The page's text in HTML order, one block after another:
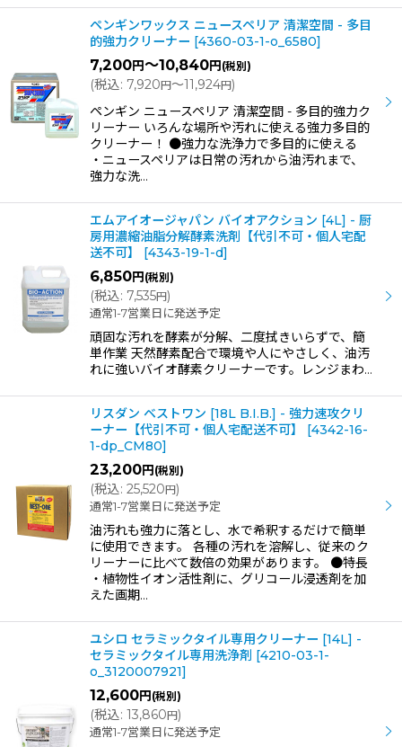
ペンギンワックス ニュースペリア 清潔空間 - 多目
的強力クリーナー [4360-03-1-o_6580]
7,200円～10,840円 (税別)
(税込: 7,920円～11,924円)
ペンギン ニュースペリア 清潔空間 - 多目的強力ク
リーナー いろんな場所や汚れに使える強力多目的
クリーナー！ ●強力な洗浄力で多目的に使える
・ニュースペリアは日常の汚れから油汚れまで、
強力な洗…
エムアイオージャパン バイオアクション [4L] - 厨
房用濃縮油脂分解酵素洗剤【代引不可・個人宅配
送不可】
[4343-19-1-d]
6,850円 (税別)
(税込: 7,535円)
通常1-7営業日に発送予定
頑固な汚れを酵素が分解、二度拭きいらずで、簡
単作業 天然酵素配合で環境や人にやさしく、油汚
れに強いバイオ酵素クリーナーです。レンジまわ…
リスダン ベストワン [18L B.I.B.] - 強力速攻クリ
ーナー【代引不可・個人宅配送不可】
[4342-16-
1-dp_CM80]
23,200円 (税別)
(税込: 25,520円)
通常1-7営業日に発送予定
油汚れも強力に落とし、水で希釈するだけで簡単
に使用できます。 各種の汚れを溶解し、従来のク
リーナーに比べて数倍の効果があります。 ●特長
・植物性イオン活性剤に、グリコール浸透剤を加
えた画期…
ユシロ セラミックタイル専用クリーナー [14L] -
セラミックタイル専用洗浄剤
[4210-03-1-
o_3120007921]
12,600円 (税別)
(税込: 13,860円)
通常1-7営業日に発送予定